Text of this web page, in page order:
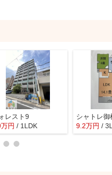
レスト9
万円 / 1LDK
シャトレ御
9.2万円 /